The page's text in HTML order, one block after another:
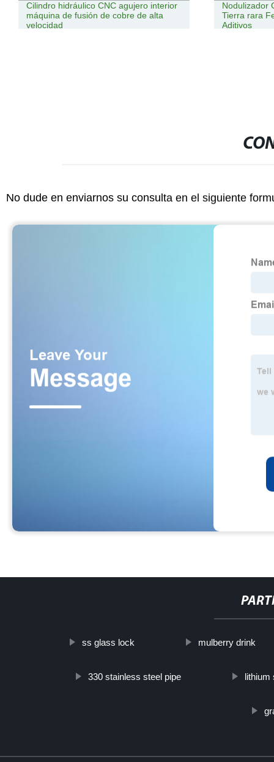
Cilindro hidráulico CNC agujero interior
máquina de fusión de cobre de alta
velocidad
Nodulizador
Tierra rara
Aditivos
No dude en enviarnos su consulta en el siguiente
ss glass lock mulberry drink
330 stainless steel pipe lithium